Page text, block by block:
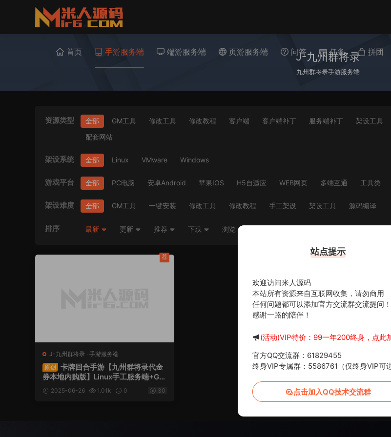
首页 手游服务端 端游服务端 页游服务端 问答 任务 拼团
J-九州群将录
九州群将录手游服务端
资源类型 全部 GM工具 修改工具 修改教程 客户端 客户端补丁 服务端补丁 架设工具
配套网站
架设系统 全部 Linux VMware Windows
游戏平台 全部 PC电脑 安卓Android 苹果IOS H5自适应 WEB网页 多端互通 工具类
架设难度 全部 GM工具 一键安装 修改工具 修改教程 手工架设 架设工具 源码编译
排序 最新 更新 推荐 下载 浏览
J-九州群将录 · 手游服务端
原创
卡牌回合手游【九州群将录代金
券本地内购版】Linux手工服务端+GM
授权后台+安卓+视频架设教程
2025-06-26 1.01k 0 30
荐
站点提示
欢迎访问米人源码
本站所有资源来自互联网收集，请勿商用
任何问题都可以添加官方交流群交流提问！
感谢一路的陪伴！
(活动)VIP特价：99一年200终身，点此
官方QQ交流群：61829455
终身VIP专属群：5586761（仅终身VIP可进
点击加入QQ技术交流群